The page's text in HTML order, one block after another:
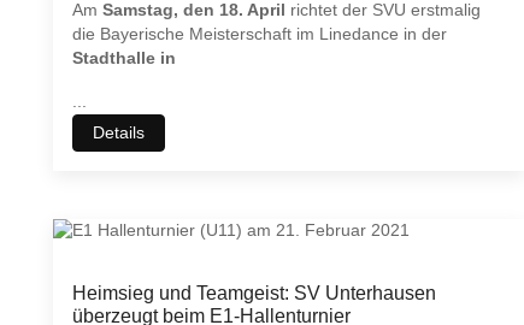
Am Samstag, den 18. April
richtet der SVU erstmalig
die Bayerische Meisterschaft im Linedance in der
Stadthalle in
...
Details
Heimsieg und Teamgeist: SV Unterhausen
überzeugt beim E1-Hallenturnier